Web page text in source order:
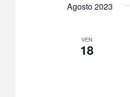
Agosto 2023
VEN
18